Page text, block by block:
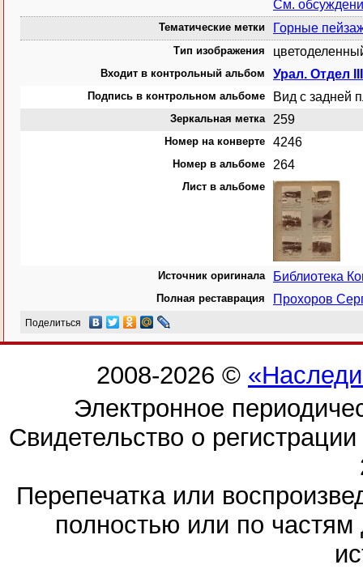
См.
Тематические метки Горные
Тип изображения
Входит в контрольный альбом Урал. Отдел
Подпись в контрольном альбоме Вид с задней
Зеркальная метка 259
Номер на конверте 4246
Номер в альбоме 264
Лист в альбоме
Источник оригинала Библиотека
Полная реставрация Прохоров
Поделиться
2008-2026 ©
Электронное
Свидетельство о
Перепечатка или
полностью или по частям